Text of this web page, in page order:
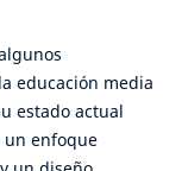
educación media
estado actual
enfoque